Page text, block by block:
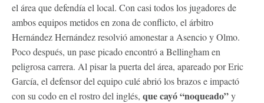
el área que defendía el local. Con casi todos los jugadores de
ambos equipos metidos en zona de conflicto, el árbitro
Hernández Hernández resolvió amonestar a Asencio y Olmo.
Poco después, un pase picado encontró a Bellingham en
peligrosa carrera. Al pisar la puerta del área, apareado por Eric
García, el defensor del equipo culé abrió los brazos e impactó
con su codo en el rostro del inglés, que cayó “noqueado”y